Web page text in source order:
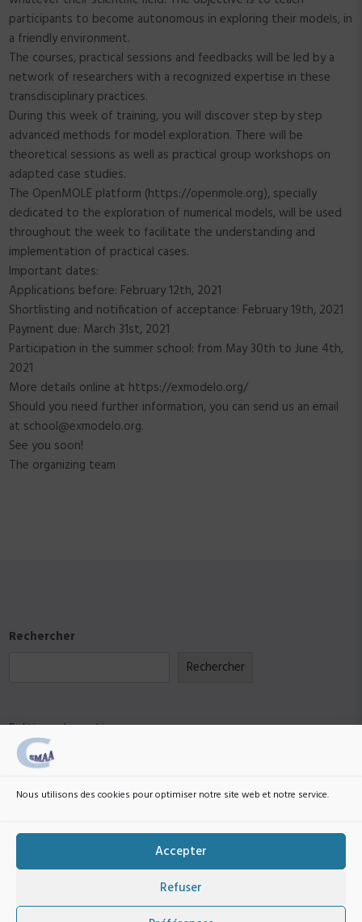
Nous utilisons des cookies pour optimiser notre site web et notre service.
Accepter
Refuser
participants to become autonomous in exploring their models, in
a friendly environment.
The courses, practical sessions and feedbacks will be led by a
network of researchers with a recognized expertise in these
transdisciplinary practices.
During this week of training, you will discover step by step
advanced methods for model exploration. There will be
theoretical sessions as well as practical group workshops on
adapted case studies.
The OpenMOLE platform (https://openmole.org), specially
dedicated to the exploration of numerical models, will be used
throughout the week to facilitate the understanding and
implementation of practical cases.
Important dates:
Applications before: February 12th, 2021
Shortlisting and notification of acceptance: February 19th, 2021
Payment due: March 31st, 2021
Participation in the summer school: from May 30th to June 4th,
2021
More details online at https://exmodelo.org/
Should you need further information, you can send us an email
at school@exmodelo.org.
See you soon!
The organizing team
Rechercher
Rechercher
Politique de cookies